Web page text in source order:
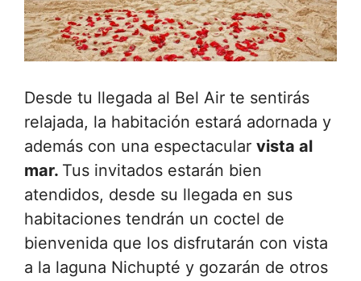
Desde tu llegada al Bel Air te sentirás
relajada, la habitación estará adornada y
además con una espectacular vista al
mar. Tus invitados estarán bien
atendidos, desde su llegada en sus
habitaciones tendrán un coctel de
bienvenida que los disfrutarán con vista
a la laguna Nichupté y gozarán de otros